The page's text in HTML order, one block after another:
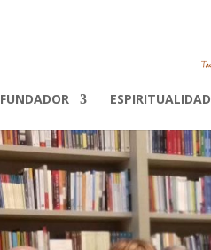
FUNDADOR ESPIRITUALIDAD